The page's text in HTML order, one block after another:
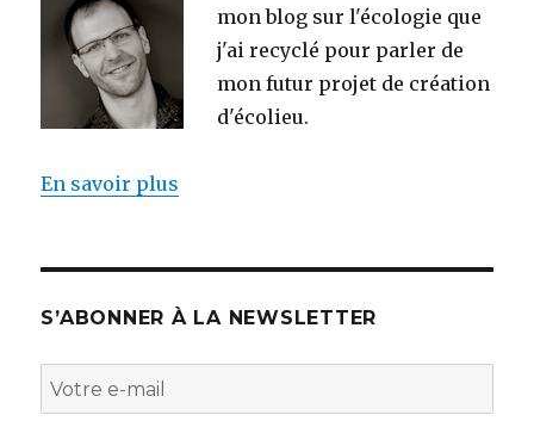
mon blog sur l'écologie que
j'ai recyclé pour parler de
mon futur projet de création
d'écolieu.
En savoir plus
S’ABONNER À LA NEWSLETTER